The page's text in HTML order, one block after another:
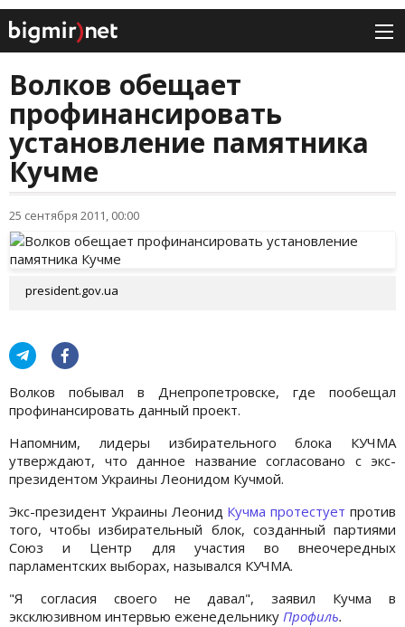
Волков обещает
профинансировать
установление памятника
Кучме
25 сентября 2011, 00:00
president.gov.ua
Волков побывал в Днепропетровске, где пообещал
профинансировать данный проект.
Напомним, лидеры избирательного блока КУЧМА
утверждают, что данное название согласовано с экс-
президентом Украины Леонидом Кучмой.
Экс-президент Украины Леонид Кучма протестуетпротив
того, чтобы избирательный блок, созданный партиями
Союз и Центр для участия во внеочередных
парламентских выборах, назывался КУЧМА.
"Я согласия своего не давал", заявил Кучма в
эксклюзивном интервью еженедельнику Профиль.